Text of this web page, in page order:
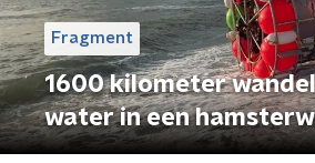
Fragment
1600 kilometer
water in een